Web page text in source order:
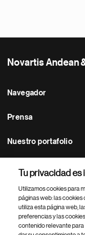
Novartis Andean
Navegador
Prensa
Nuestro portafolio
Footer Site Search
Tu privacidad es
Utilizamos cookies para
páginas web: las
utiliza esta página web,
preferencias y las
contenido relevante